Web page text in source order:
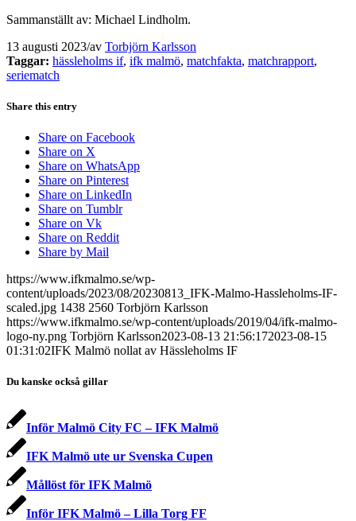
Sammanställt av: Michael Lindholm.
13 augusti 2023/av Torbjörn Karlsson
Taggar: hässleholms if, ifk malmö, matchfakta, matchrapport,
seriematch
Share this entry
Share on Facebook
Share on X
Share on WhatsApp
Share on Pinterest
Share on LinkedIn
Share on Tumblr
Share on Vk
Share on Reddit
Share by Mail
https://www.ifkmalmo.se/wp-
content/uploads/2023/08/20230813_IFK-Malmo-Hassleholms-IF-
scaled.jpg 1438 2560 Torbjörn Karlsson
https://www.ifkmalmo.se/wp-content/uploads/2019/04/ifk-malmo-
logo-ny.png Torbjörn Karlsson2023-08-13 21:56:172023-08-15
01:31:02IFK Malmö nollat av Hässleholms IF
Du kanske också gillar
Inför Malmö City FC – IFK Malmö
IFK Malmö ute ur Svenska Cupen
Mållöst för IFK Malmö
Inför IFK Malmö – Lilla Torg FF